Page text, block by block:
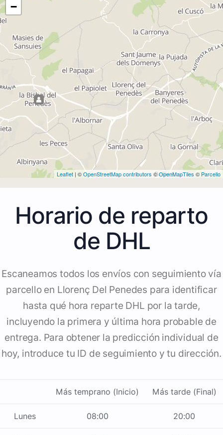
−
Leaflet | ©OpenStreetMap contributors ©OpenMapTiles © Parcello
Horario de reparto
de DHL
Escaneamos todos los envíos con seguimiento vía
parcello en Llorenç Del Penedes para identificar
hasta qué hora reparte DHL por la tarde,
incluyendo la primera y última hora probable de
entrega. Para obtener la predicción individual de
hoy, introduce tu ID de seguimiento y tu dirección.
Más temprano (Inicio) Más tarde (Final)
Lunes 08:00 20:00